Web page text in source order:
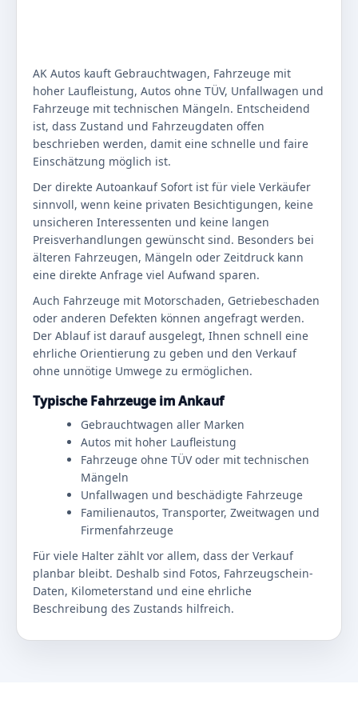
AK Autos kauft Gebrauchtwagen, Fahrzeuge mit
hoher Laufleistung, Autos ohne TÜV, Unfallwagen und
Fahrzeuge mit technischen Mängeln. Entscheidend
ist, dass Zustand und Fahrzeugdaten offen
beschrieben werden, damit eine schnelle und faire
Einschätzung möglich ist.
Der direkte Autoankauf Sofort ist für viele Verkäufer
sinnvoll, wenn keine privaten Besichtigungen, keine
unsicheren Interessenten und keine langen
Preisverhandlungen gewünscht sind. Besonders bei
älteren Fahrzeugen, Mängeln oder Zeitdruck kann
eine direkte Anfrage viel Aufwand sparen.
Auch Fahrzeuge mit Motorschaden, Getriebeschaden
oder anderen Defekten können angefragt werden.
Der Ablauf ist darauf ausgelegt, Ihnen schnell eine
ehrliche Orientierung zu geben und den Verkauf
ohne unnötige Umwege zu ermöglichen.
Typische Fahrzeuge im Ankauf
Gebrauchtwagen aller Marken
Autos mit hoher Laufleistung
Fahrzeuge ohne TÜV oder mit technischen
Mängeln
Unfallwagen und beschädigte Fahrzeuge
Familienautos, Transporter, Zweitwagen und
Firmenfahrzeuge
Für viele Halter zählt vor allem, dass der Verkauf
planbar bleibt. Deshalb sind Fotos, Fahrzeugschein-
Daten, Kilometerstand und eine ehrliche
Beschreibung des Zustands hilfreich.